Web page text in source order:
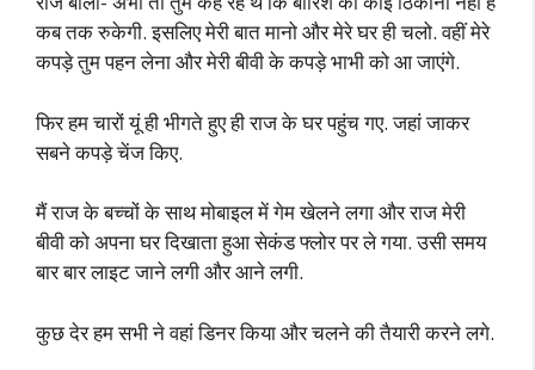
कब तक रुकेगी. इसलिए मेरी बात मानो और मेरे घर ही चलो. वहीं मेरे
कपड़े तुम पहन लेना और मेरी बीवी के कपड़े भाभी को आ जाएंगे.
फिर हम चारों यूं ही भीगते हुए ही राज के घर पहुंच गए. जहां जाकर
सबने कपड़े चेंज किए.
मैं राज के बच्चों के साथ मोबाइल में गेम खेलने लगा और राज मेरी
बीवी को अपना घर दिखाता हुआ सेकंड फ्लोर पर ले गया. उसी समय
बार बार लाइट जाने लगी और आने लगी.
कुछ देर हम सभी ने वहां डिनर किया और चलने की तैयारी करने लगे.